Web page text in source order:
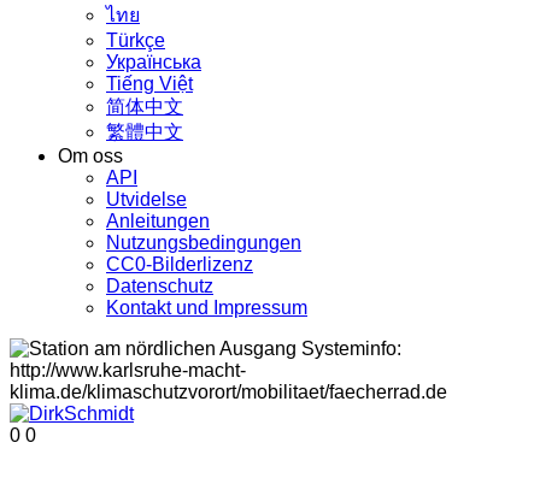
ไทย
Türkçe
Українська
Tiếng Việt
简体中文
繁體中文
Om oss
API
Utvidelse
Anleitungen
Nutzungsbedingungen
CC0-Bilderlizenz
Datenschutz
Kontakt und Impressum
0 0